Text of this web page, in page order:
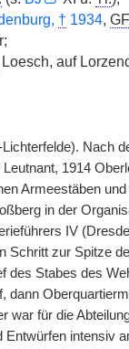
† 1934,
Loesch, auf
Nach
1914
Armeestäben
in der
IV
Schritt zur Spitze
des Stabes des
war für die
intensiv